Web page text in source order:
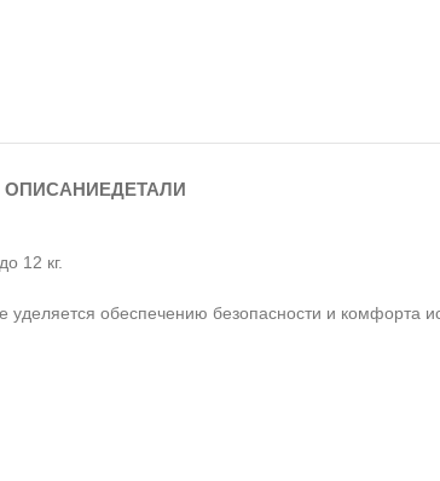
ОПИСАНИЕДЕТАЛИ
12 кг.
обеспечению безопасности и комфорта